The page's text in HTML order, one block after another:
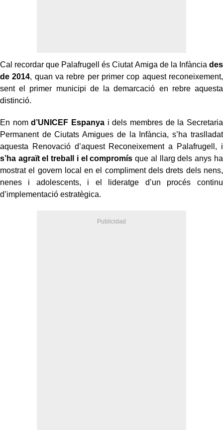
Cal recordar que Palafrugell és Ciutat Amiga de la Infància des
de 2014, quan va rebre per primer cop aquest reconeixement,
sent el primer municipi de la demarcació en rebre aquesta
distinció.
En nomd’UNICEF Espanya i dels membres de la Secretaria
Permanent de Ciutats Amigues de la Infància, s’ha traslladat
aquesta Renovació d’aquest Reconeixement a Palafrugell, i
s’ha agraït el treball i el compromísque al llarg dels anys ha
mostrat el govern local en el compliment dels drets dels nens,
nenes i adolescents, i el lideratge d’un procés continu
d’implementació estratègica.